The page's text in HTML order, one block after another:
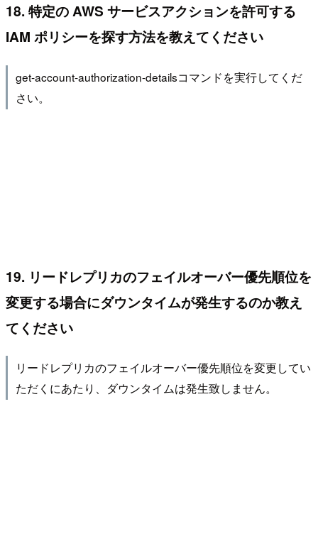
18. 特定の AWS サービスアクションを許可する
IAM ポリシーを探す方法を教えてください
get-account-authorization-detailsコマンドを実行してくだ
さい。
19. リードレプリカのフェイルオーバー優先順位を
変更する場合にダウンタイムが発生するのか教え
てください
リードレプリカのフェイルオーバー優先順位を変更してい
ただくにあたり、ダウンタイムは発生致しません。